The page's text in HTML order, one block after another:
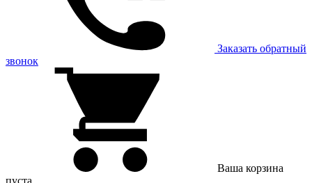
Заказать обратный
звонок
Ваша корзина
пуста